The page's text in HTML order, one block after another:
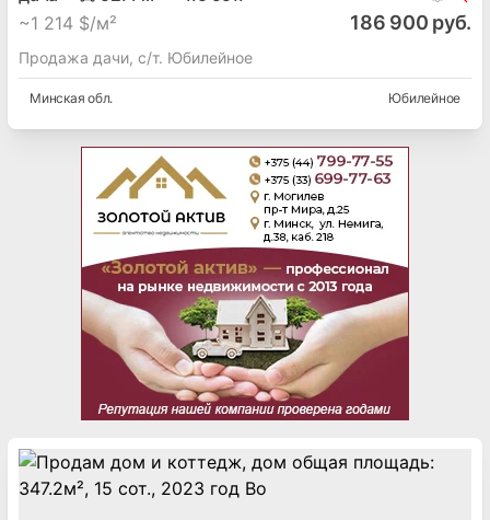
~1 214 $/м² 186 900 руб.
Продажа дачи, с/т. Юбилейное
Минская обл. Юбилейное